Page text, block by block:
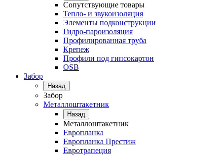
Сопутствующие товары
Тепло- и звукоизоляция
Элементы подконструкции
Гидро-пароизоляция
Профилированная труба
Крепеж
Профили под гипсокартон
OSB
Забор
Назад
Забор
Металлоштакетник
Назад
Металлоштакетник
Европланка
Европланка Престиж
Евротрапеция